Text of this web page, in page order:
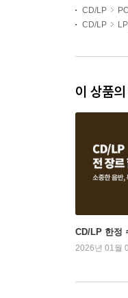
CD/LP
CD/LP
이 상품
CD/LP 한정
2026년 01월